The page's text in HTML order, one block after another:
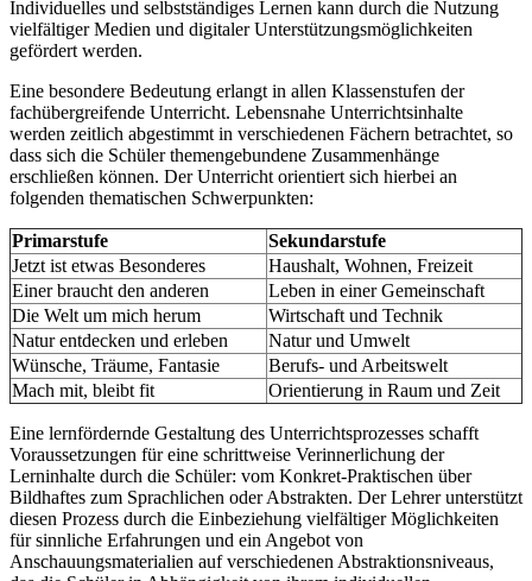
Individuelles und selbstständiges Lernen kann durch die Nutzung
vielfältiger Medien und digitaler Unterstützungsmöglichkeiten
gefördert werden.
Eine besondere Bedeutung erlangt in allen Klassenstufen der
fachübergreifende Unterricht. Lebensnahe Unterrichtsinhalte
werden zeitlich abgestimmt in verschiedenen Fächern betrachtet, so
dass sich die Schüler themengebundene Zusammenhänge
erschließen können. Der Unterricht orientiert sich hierbei an
folgenden thematischen Schwerpunkten:
Primarstufe
Sekundarstufe
Jetzt ist etwas Besonderes
Haushalt, Wohnen, Freizeit
Einer braucht den anderen
Leben in einer Gemeinschaft
Die Welt um mich herum
Wirtschaft und Technik
Natur entdecken und erleben
Natur und Umwelt
Wünsche, Träume, Fantasie
Berufs- und Arbeitswelt
Mach mit, bleibt fit
Orientierung in Raum und Zeit
Eine lernfördernde Gestaltung des Unterrichtsprozesses schafft
Voraussetzungen für eine schrittweise Verinnerlichung der
Lerninhalte durch die Schüler: vom Konkret-Praktischen über
Bildhaftes zum Sprachlichen oder Abstrakten. Der Lehrer unterstützt
diesen Prozess durch die Einbeziehung vielfältiger Möglichkeiten
für sinnliche Erfahrungen und ein Angebot von
Anschauungsmaterialien auf verschiedenen Abstraktionsniveaus,